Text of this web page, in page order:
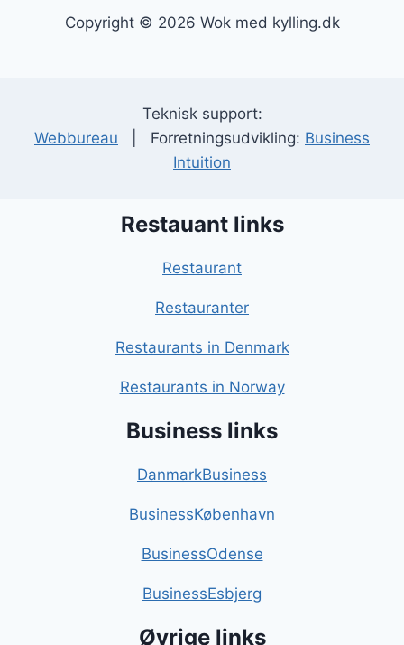
Copyright © 2026 Wok med kylling.dk
Teknisk support:
Webbureau | Forretningsudvikling: Business
Intuition
Restauant links
Restaurant
Restauranter
Restaurants in Denmark
Restaurants in Norway
Business links
DanmarkBusiness
BusinessKøbenhavn
BusinessOdense
BusinessEsbjerg
Øvrige links